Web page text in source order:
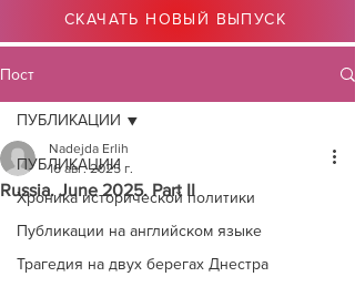
СКАЧАТЬ НОВЫЙ ВЫПУСК
Пост
ПУБЛИКАЦИИ
Хроника исторической политики
Публикации на английском языке
Трагедия на двух берегах Днестра
ПУБЛИКАЦИИ
Russia. June 2025. Part II
Nadejda Erlih
16 авг. 2025 г.